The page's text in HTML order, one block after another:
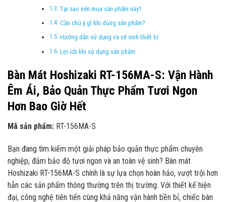
Tại sao nên mua sản phẩm này?
Cần chú ý gì khi dùng sản phẩm?
Hướng dẫn sử dụng và vệ sinh thiết bị:
Lợi ích khi sử dụng sản phẩm:
Bàn Mát Hoshizaki RT-156MA-S: Vận Hành
Êm Ái, Bảo Quản Thực Phẩm Tươi Ngon
Hơn Bao Giờ Hết
Mã sản phẩm: RT-156MA-S
Bạn đang tìm kiếm một giải pháp bảo quản thực phẩm chuyên
nghiệp, đảm bảo độ tươi ngon và an toàn vệ sinh? Bàn mát
Hoshizaki RT-156MA-S chính là sự lựa chọn hoàn hảo, vượt trội hơn
hẳn các sản phẩm thông thường trên thị trường. Với thiết kế hiện
đại, công nghệ tiên tiến cùng khả năng vận hành bền bỉ, chiếc bàn